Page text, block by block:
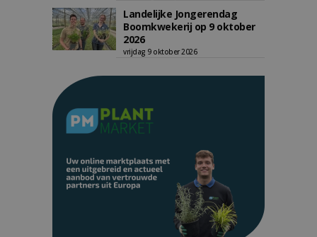
Landelijke Jongerendag
Boomkwekerij op 9 oktober
2026
vrijdag 9 oktober 2026